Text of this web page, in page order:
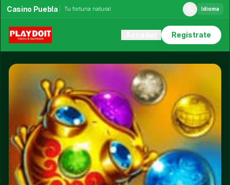
Casino Puebla Tu fortuna natural Idioma
Regístrate